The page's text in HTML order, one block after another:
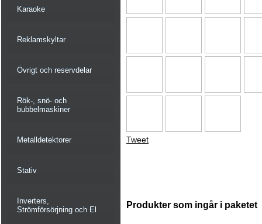
Karaoke
Reklamskyltar
Övrigt och reservdelar
Rök-, snö- och
bubbelmaskiner
Metalldetektorer
Stativ
Inverters,
Strömförsörjning och El
Tweet
Produkter som ingår i paketet